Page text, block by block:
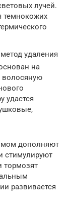
лучей.
темнокожих
удаления
на
волосяную
удастся
дополняют
стимулируют
тормозят
развивается